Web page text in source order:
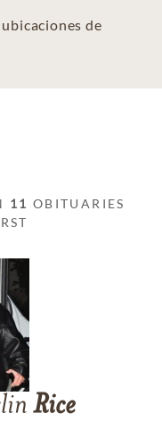
de
11 OBITUARIES
Rice